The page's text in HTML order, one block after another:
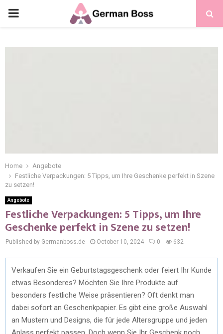
Home
Angebote
Festliche Verpackungen: 5 Tipps, um Ihre Geschenke perfekt in Szene
zu setzen!
Angebote
Festliche Verpackungen: 5 Tipps, um Ihre
Geschenke perfekt in Szene zu setzen!
Published by Germanboss.de October 10, 2024 0 632
Verkaufen Sie ein Geburtstagsgeschenk oder feiert Ihr Kunde
etwas Besonderes? Möchten Sie Ihre Produkte auf
besonders festliche Weise präsentieren? Oft denkt man
dabei sofort an Geschenkpapier. Es gibt eine große Auswahl
an Mustern und Designs, die für jede Altersgruppe und jeden